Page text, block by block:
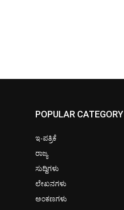
POPULAR CATEGORY
ಇ-ಪತ್ರಿಕೆ
ರಾಜ್ಯ
ಸುದ್ದಿಗಳು
ಲೇಖನಗಳು
ಅಂಕಣಗಳು